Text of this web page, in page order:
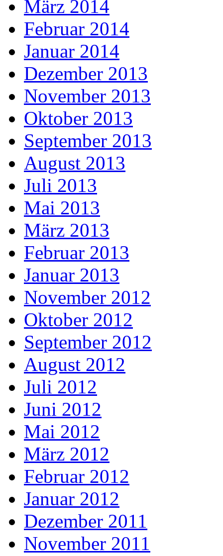
März 2014
Februar 2014
Januar 2014
Dezember 2013
November 2013
Oktober 2013
September 2013
August 2013
Juli 2013
Mai 2013
März 2013
Februar 2013
Januar 2013
November 2012
Oktober 2012
September 2012
August 2012
Juli 2012
Juni 2012
Mai 2012
März 2012
Februar 2012
Januar 2012
Dezember 2011
November 2011